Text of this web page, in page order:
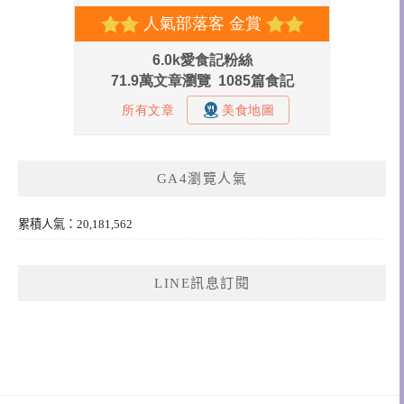
GA4瀏覽人氣
累積人氣：20,181,562
LINE訊息訂閱